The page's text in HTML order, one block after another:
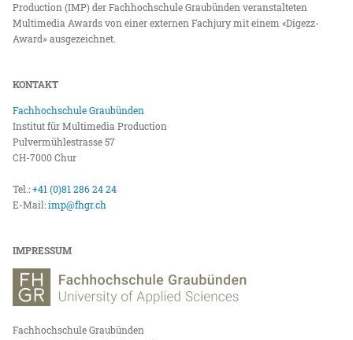
Production (IMP) der Fachhochschule Graubünden veranstalteten
Multimedia Awards von einer externen Fachjury mit einem «Digezz-
Award» ausgezeichnet.
KONTAKT
Fachhochschule Graubünden
Institut für Multimedia Production
Pulvermühlestrasse 57
CH-7000 Chur
Tel.:+41 (0)81 286 24 24
E-Mail:imp@fhgr.ch
IMPRESSUM
Fachhochschule Graubünden